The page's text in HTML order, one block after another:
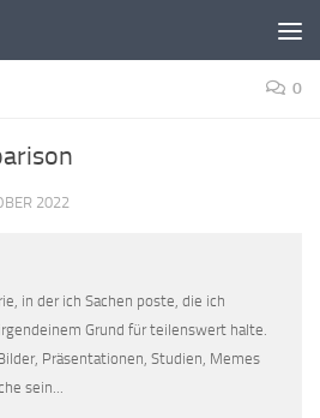
0
2022
in der ich Sachen poste, die ich
Grund für teilenswert halte.
Präsentationen, Studien, Memes
sein...